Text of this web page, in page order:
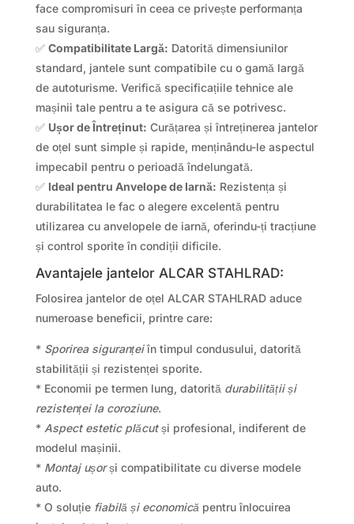
face compromisuri în ceea ce privește performanța
sau siguranța.
✅ Compatibilitate Largă: Datorită dimensiunilor
standard, jantele sunt compatibile cu o gamă largă
de autoturisme. Verifică specificațiile tehnice ale
mașinii tale pentru a te asigura că se potrivesc.
✅ Ușor de Întreținut: Curățarea și întreținerea jantelor
de oțel sunt simple și rapide, menținându-le aspectul
impecabil pentru o perioadă îndelungată.
✅ Ideal pentru Anvelope de Iarnă: Rezistența și
durabilitatea le fac o alegere excelentă pentru
utilizarea cu anvelopele de iarnă, oferindu-ți tracțiune
și control sporite în condiții dificile.
Avantajele jantelor ALCAR STAHLRAD:
Folosirea jantelor de oțel ALCAR STAHLRAD aduce
numeroase beneficii, printre care:
* Sporirea siguranțeiîn timpul condusului, datorită
stabilității și rezistenței sporite.
* Economii pe termen lung, datorită durabilității și
rezistenței la coroziune.
* Aspect estetic plăcutși profesional, indiferent de
modelul mașinii.
* Montaj ușorși compatibilitate cu diverse modele
auto.
* O soluție fiabilă și economică pentru înlocuirea